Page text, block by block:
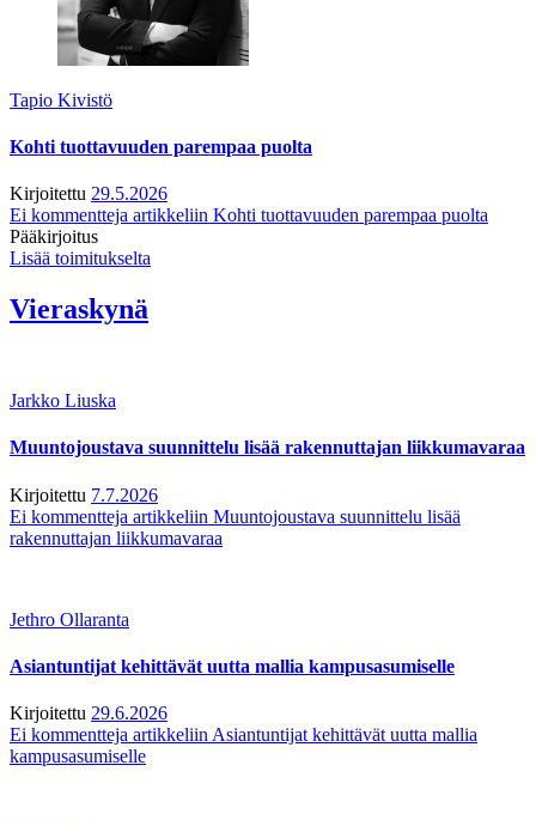
Tapio Kivistö
Kohti tuottavuuden parempaa puolta
Kirjoitettu 29.5.2026
Ei kommentteja artikkeliin Kohti tuottavuuden parempaa puolta
Pääkirjoitus
Lisää toimitukselta
Vieraskynä
Jarkko Liuska
Muuntojoustava suunnittelu lisää rakennuttajan liikkumavaraa
Kirjoitettu 7.7.2026
Ei kommentteja artikkeliin Muuntojoustava suunnittelu lisää
rakennuttajan liikkumavaraa
Jethro Ollaranta
Asiantuntijat kehittävät uutta mallia kampusasumiselle
Kirjoitettu 29.6.2026
Ei kommentteja artikkeliin Asiantuntijat kehittävät uutta mallia
kampusasumiselle